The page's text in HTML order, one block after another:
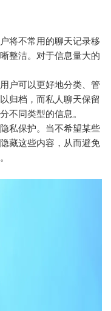
将不常用的聊天记录移
整洁。对于信息量大的
户可以更好地分类、管
归档，而私人聊天保留
不同类型的信息。
私保护。当不希望某些
藏这些内容，从而避免